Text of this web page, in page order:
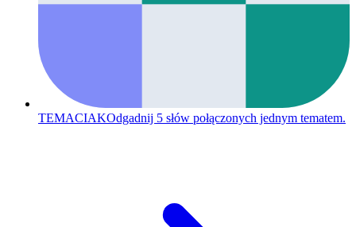
TEMACIAKOdgadnij 5 słów połączonych jednym tematem.